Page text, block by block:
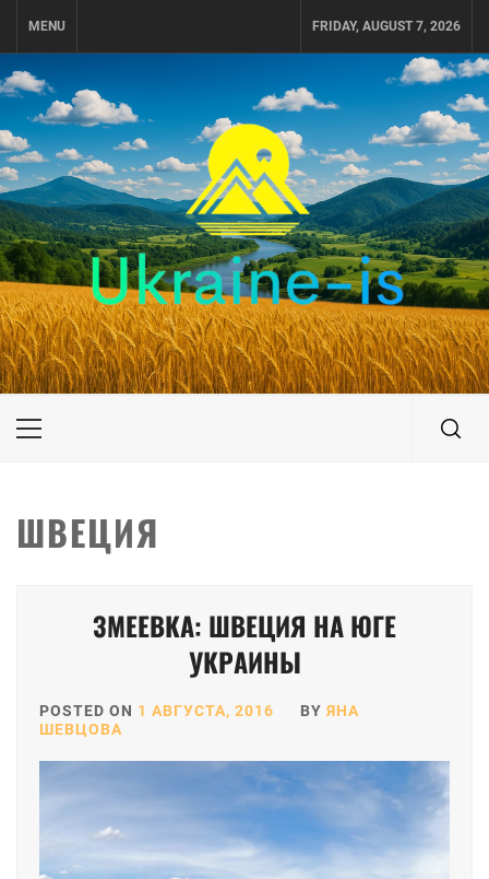
MENU FRIDAY, AUGUST 7, 2026
UKRAINE-IS
ПУТЕШЕСТВИЕ ПО УКРАИНЕ
Primary
ШВЕЦИЯ
ЗМЕЕВКА: ШВЕЦИЯ НА ЮГЕ
УКРАИНЫ
POSTED ON 1 АВГУСТА, 2016 BY ЯНА
ШЕВЦОВА